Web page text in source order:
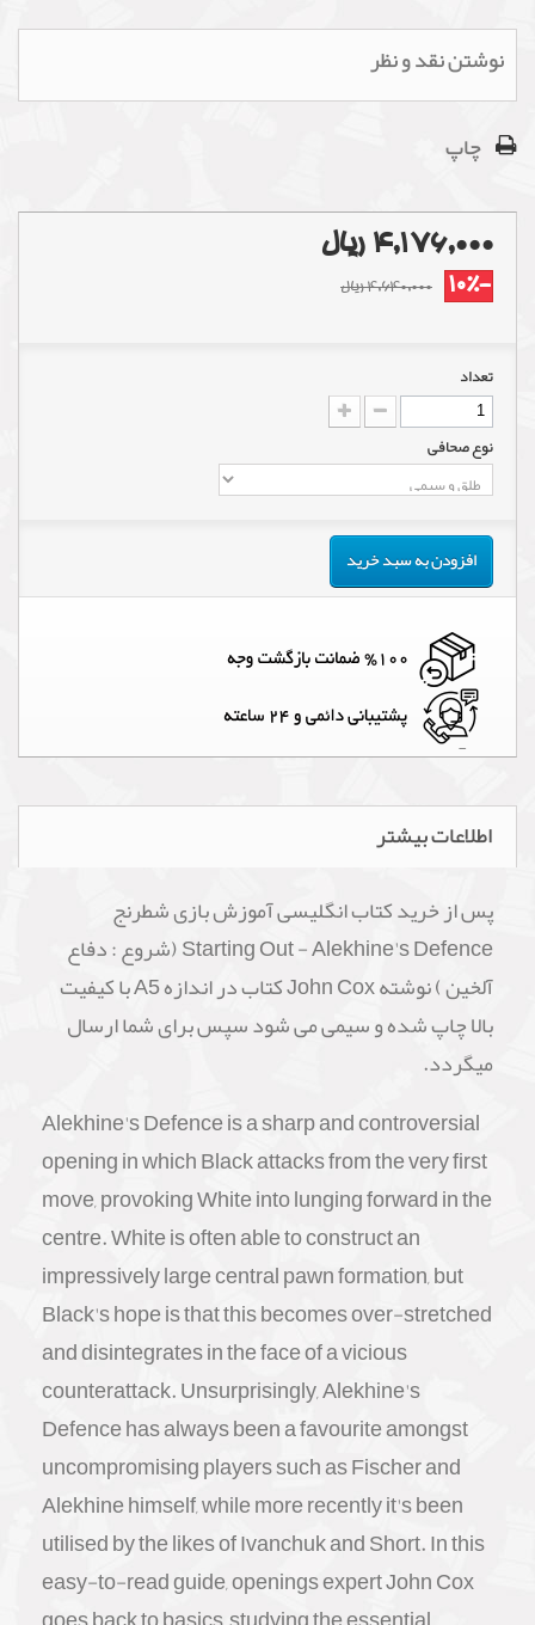
نوشتن نقد و نظر
چاپ
4,176,000 ریال
-10% 4,640,000 ریال
تعداد
نوع صحافی
افزودن به سبد خرید
اطلاعات بیشتر
پس از خرید کتاب انگلیسی آموزش بازی شطرنج
Starting Out - Alekhine's Defence (شروع : دفاع
آلخین ) نوشته John Cox کتاب در اندازه A5 با کیفیت
بالا چاپ شده و سیمی می شود سپس برای شما ارسال
میگردد.
Alekhine's Defence is a sharp and controversial
opening in which Black attacks from the very first
move, provoking White into lunging forward in the
centre. White is often able to construct an
impressively large central pawn formation, but
Black's hope is that this becomes over-stretched
and disintegrates in the face of a vicious
counterattack. Unsurprisingly, Alekhine's
Defence has always been a favourite amongst
uncompromising players such as Fischer and
Alekhine himself, while more recently it's been
utilised by the likes of Ivanchuk and Short. In this
easy-to-read guide, openings expert John Cox